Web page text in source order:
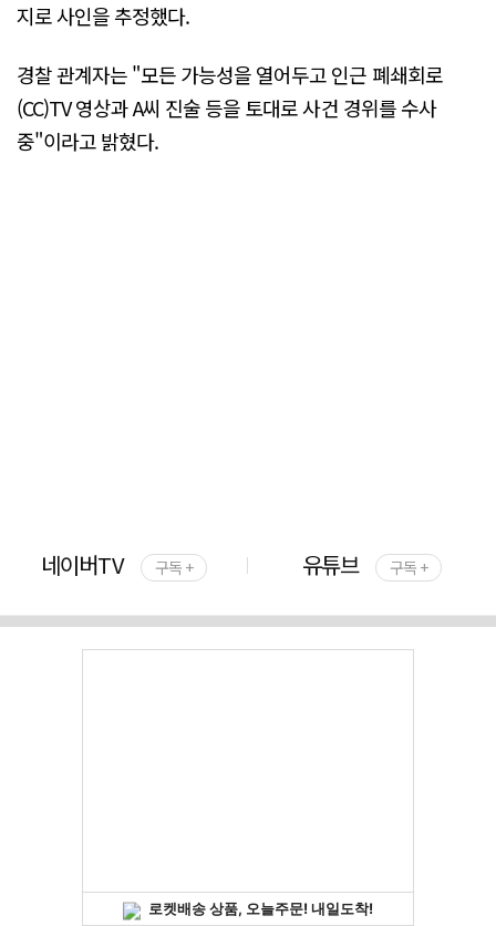
지로 사인을 추정했다.
경찰 관계자는 "모든 가능성을 열어두고 인근 폐쇄회로
(CC)TV 영상과 A씨 진술 등을 토대로 사건 경위를 수사
중"이라고 밝혔다.
네이버TV 구독 + 유튜브 구독 +